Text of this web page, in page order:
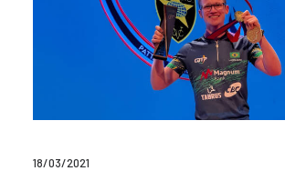
18/03/2021